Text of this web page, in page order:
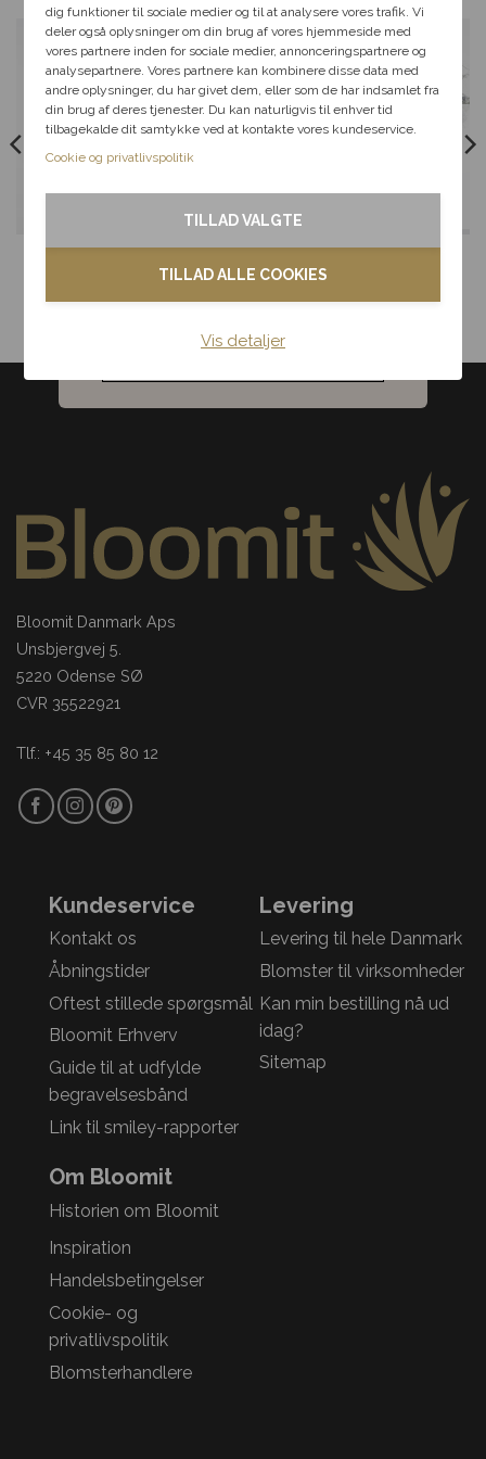
dig funktioner til sociale medier og til at analysere vores trafik. Vi
deler også oplysninger om din brug af vores hjemmeside med
vores partnere inden for sociale medier, annonceringspartnere og
analysepartnere. Vores partnere kan kombinere disse data med
andre oplysninger, du har givet dem, eller som de har indsamlet fra
din brug af deres tjenester. Du kan naturligvis til enhver tid
tilbagekalde dit samtykke ved at kontakte vores kundeservice.
Cookie og privatlivspolitik
TILLAD ALLE COOKIES
TILLAD VALGTE
Vis detaljer
Samme-dags leveringVed
bestilling inden deadline
Gratis
anledningen
Levering kun 79,-Levering i hele
Danmark
Brug for hjælp?
floristens valg
Sælges i udvalgte
– hold øje!
orkidé og perlehyacint
Bloomit Danmark Aps
Unsbjergvej 5.
5220 Odense SØ
CVR 35522921
Tlf.: +45 35 85 80 12
Kundeservice
Kontakt os
Åbningstider
Oftest stillede spørgsmål
Bloomit Erhverv
Guide til at udfylde
begravelsesbånd
Link til smiley-rapporter
Levering
Levering til hele Danmark
Blomster til virksomheder
Kan min bestilling nå ud
idag?
Sitemap
Om Bloomit
Historien om Bloomit
Inspiration
Handelsbetingelser
Cookie- og
privatlivspolitik
Blomsterhandlere
dig videre med at finde den
perfekte rabat til dit svar.
Fødselsdag
Tak & omtanke
Kondolence
Blomster til hjemmet
Noget andet